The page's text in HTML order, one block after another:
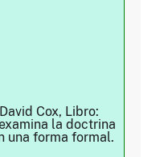
Cox, Libro:
la doctrina
una forma formal.